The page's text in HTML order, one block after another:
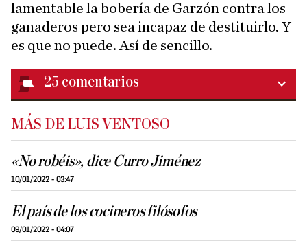
lamentable la bobería de Garzón contra los
ganaderos pero sea incapaz de destituirlo. Y
es que no puede. Así de sencillo.
25 comentarios
MÁS DE LUIS VENTOSO
«No robéis», dice Curro Jiménez
10/01/2022 - 03:47
El país de los cocineros filósofos
09/01/2022 - 04:07